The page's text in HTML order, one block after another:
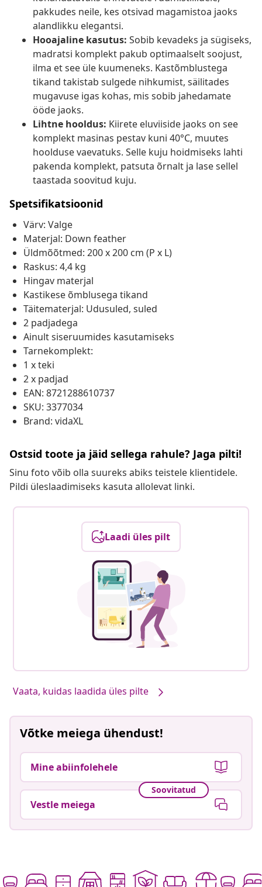
pakkudes neile, kes otsivad magamistoa jaoks
alandlikku elegantsi.
Hooajaline kasutus: Sobib kevadeks ja sügiseks,
madratsi komplekt pakub optimaalselt soojust,
ilma et see üle kuumeneks. Kastõmblustega
tikand takistab sulgede nihkumist, säilitades
mugavuse igas kohas, mis sobib jahedamate
ööde jaoks.
Lihtne hooldus: Kiirete eluviiside jaoks on see
komplekt masinas pestav kuni 40°C, muutes
hoolduse vaevatuks. Selle kuju hoidmiseks lahti
pakenda komplekt, patsuta õrnalt ja lase sellel
taastada soovitud kuju.
Spetsifikatsioonid
Värv: Valge
Materjal: Down feather
Üldmõõtmed: 200 x 200 cm (P x L)
Raskus: 4,4 kg
Hingav materjal
Kastikese õmblusega tikand
Täitematerjal: Udusuled, suled
2 padjadega
Ainult siseruumides kasutamiseks
Tarnekomplekt:
1 x teki
2 x padjad
EAN: 8721288610737
SKU: 3377034
Brand: vidaXL
Ostsid toote ja jäid sellega rahule? Jaga pilti!
Sinu foto võib olla suureks abiks teistele klientidele.
Pildi üleslaadimiseks kasuta allolevat linki.
Laadi üles pilt
Vaata, kuidas laadida üles pilte
Võtke meiega ühendust!
Mine abiinfolehele
Soovitatud
Vestle meiega